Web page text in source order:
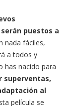
puestos a
nada fáciles,
a todos y
has nacido para
superventas,
al
película se